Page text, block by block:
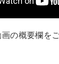
の概要欄を